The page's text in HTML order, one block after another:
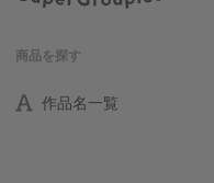
商品を探す
作品名一覧